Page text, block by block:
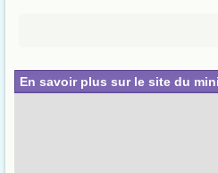
En savoir plus sur le site du